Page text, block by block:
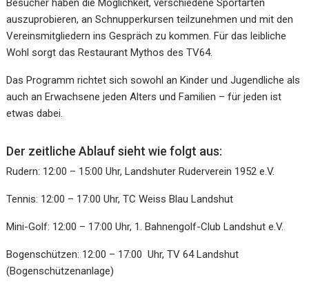
auszuprobieren, an Schnupperkursen teilzunehmen und mit den
Vereinsmitgliedern ins Gespräch zu kommen. Für das leibliche
Wohl sorgt das Restaurant Mythos des TV64.
Das Programm richtet sich sowohl an Kinder und Jugendliche als
auch an Erwachsene jeden Alters und Familien – für jeden ist
etwas dabei.
Der zeitliche Ablauf sieht wie folgt aus:
Rudern: 12:00 – 15:00 Uhr, Landshuter Ruderverein 1952 e.V.
Tennis: 12:00 – 17:00 Uhr, TC Weiss Blau Landshut
Mini-Golf: 12:00 – 17:00 Uhr, 1. Bahnengolf-Club Landshut e.V.
Bogenschützen: 12:00 – 17:00 Uhr, TV 64 Landshut
(Bogenschützenanlage)